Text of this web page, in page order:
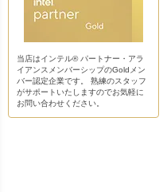
当店はインテル® パートナー・アラ
イアンスメンバーシップのGoldメン
バー認定企業です。 熟練のスタッフ
がサポートいたしますのでお気軽に
お問い合わせください。